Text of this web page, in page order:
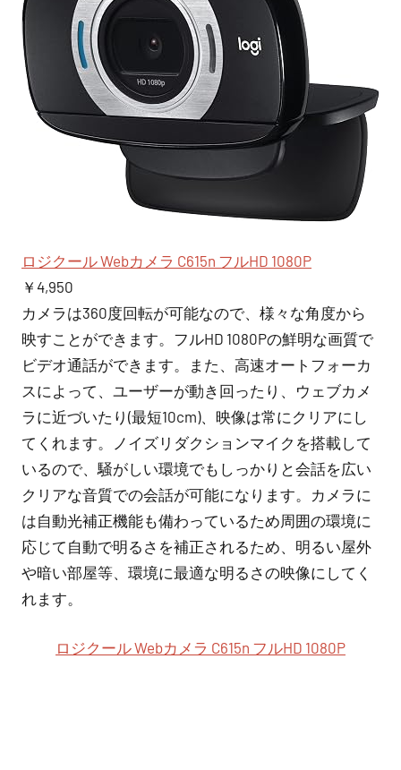
ロジクール Webカメラ C615n フルHD 1080P
￥4,950
カメラは360度回転が可能なので、様々な角度から
映すことができます。フルHD 1080Pの鮮明な画質で
ビデオ通話ができます。また、高速オートフォーカ
スによって、ユーザーが動き回ったり、ウェブカメ
ラに近づいたり(最短10cm)、映像は常にクリアにし
てくれます。ノイズリダクションマイクを搭載して
いるので、騒がしい環境でもしっかりと会話を広い
クリアな音質での会話が可能になります。カメラに
は自動光補正機能も備わっているため周囲の環境に
応じて自動で明るさを補正されるため、明るい屋外
や暗い部屋等、環境に最適な明るさの映像にしてく
れます。
ロジクール Webカメラ C615n フルHD 1080P